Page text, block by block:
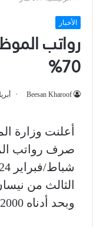
الأخبار
رواتب
70%
Beesan Kharoof أبريل
أعلنت وزارة
صرف رواتب
وبحد أدناه 2000 شيقل.